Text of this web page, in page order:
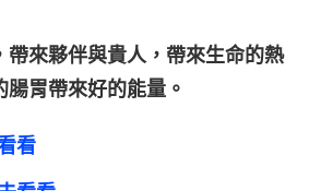
帶來夥伴與貴人，帶來生命的熱
胃帶來好的能量。
看